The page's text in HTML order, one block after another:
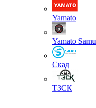
Yamato
Yamato
Скад
ТЗСК